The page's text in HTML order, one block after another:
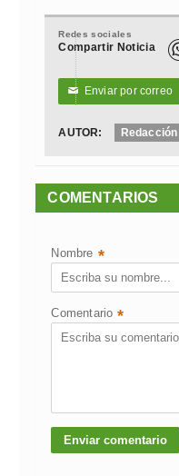
Redes sociales
Compartir Noticia
✉ Enviar por correo
AUTOR: Redacción
COMENTARIOS
Nombre *
Comentario *